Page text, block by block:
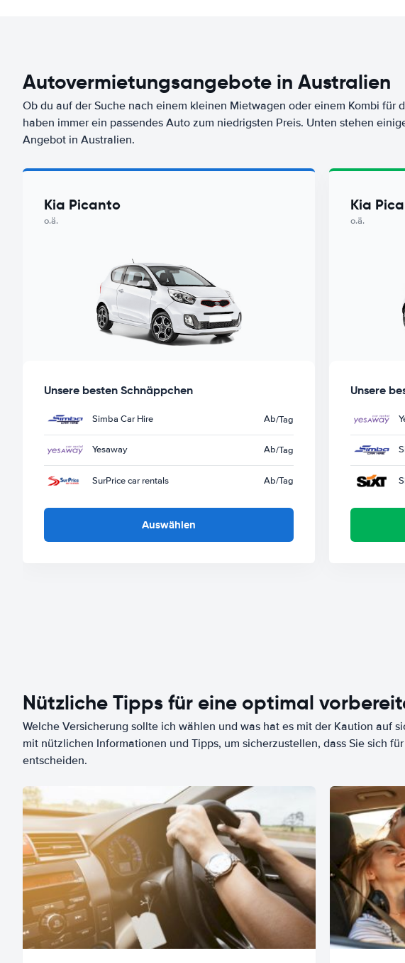
Autovermietungsangebote in Australien
Ob du auf der Suche nach einem kleinen Mietwagen oder einem Kombi für
haben immer ein passendes Auto zum niedrigsten Preis. Unten stehen
Angebot in Australien.
Kia Picanto
o.ä.
Unsere besten Schnäppchen
Simba Car Hire Ab/Tag
Yesaway Ab/Tag
SurPrice car rentals Ab/Tag
Auswählen
Kia
o.ä.
Unsere
Nützliche Tipps für eine optimal
Welche Versicherung sollte ich wählen und was hat es mit der Kaution auf
mit nützlichen Informationen und Tipps, um sicherzustellen, dass Sie sich
entscheiden.